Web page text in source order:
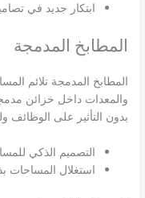
ابتكار جديد في
المطابخ المدمجة
المطابخ المدمجة تلائم
والمعدات داخل خزائن
بدون التأثير على الوظائف
التصميم الذكي
استغلال المساحات